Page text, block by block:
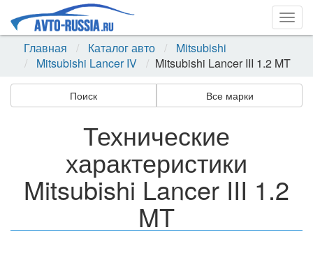
Главная
Каталог авто
Mitsubishi
Mitsubishi Lancer IV
Mitsubishi Lancer III 1.2 MT
Поиск Все марки
Технические
характеристики
Mitsubishi Lancer III 1.2
MT